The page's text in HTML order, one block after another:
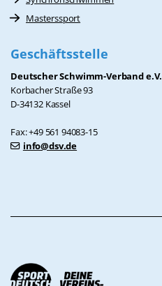
Masterssport
Geschäftsstelle
Deutscher Schwimm-Verband e.V.
Korbacher Straße 93
D-34132 Kassel
Fax: +49 561 94083-15
info@dsv.de